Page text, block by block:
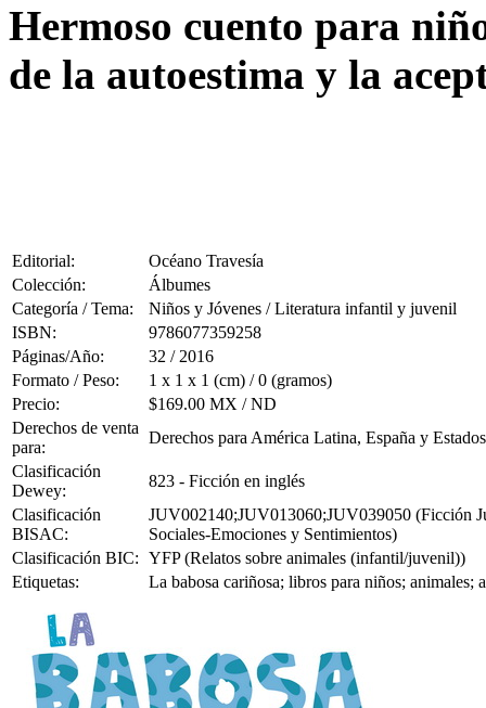
Hermoso cuento para
de la autoestima y la
Editorial:
Océano Travesía
Colección:
Álbumes
Categoría / Tema:
Niños y Jóvenes / Literatura infantil y juvenil
ISBN:
9786077359258
Páginas/Año:
32 / 2016
Formato / Peso:
1 x 1 x 1 (cm) / 0 (gramos)
Precio:
$169.00 MX / ND
Derechos de venta
para:
Derechos para América Latina, España y
Clasificación
Dewey:
823 - Ficción en inglés
Clasificación
BISAC:
JUV002140;JUV013060;JUV039050 (Ficción
Sociales-Emociones y Sentimientos)
Clasificación BIC: YFP (Relatos sobre animales (infantil/juvenil))
Etiquetas:
La babosa cariñosa; libros para niños; animales;